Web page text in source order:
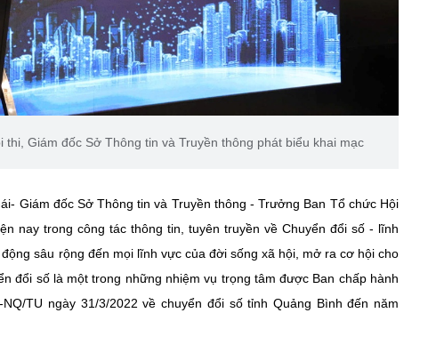
Giám đốc Sở Thông tin và Truyền thông phát biểu khai mạc
Giám đốc Sở Thông tin và Truyền thông - Trưởng Ban Tổ chức Hội
nay trong công tác thông tin, tuyên truyền về Chuyển đổi số - lĩnh
sâu rộng đến mọi lĩnh vực của đời sống xã hội, mở ra cơ hội cho
đổi số là một trong những nhiệm vụ trọng tâm được Ban chấp hành
TU ngày 31/3/2022 về chuyển đổi số tỉnh Quảng Bình đến năm